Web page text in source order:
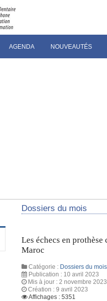
AGENDA NOUVEAUTÉS
Dossiers du mois
Les échecs en
Maroc
Catégorie : Dossiers du mois
Publication : 10 avril 2023
Mis à jour : 2 novembre 2023
Création : 9 avril 2023
Affichages : 5351